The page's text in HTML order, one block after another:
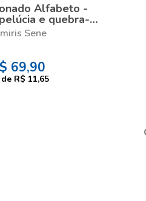
Alfabeto -
e quebra-
cabeçaSene
69,90
de R$ 11,65